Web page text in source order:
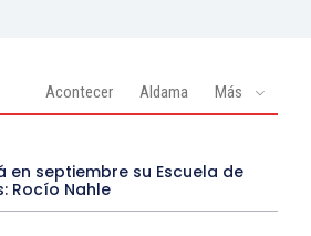
Acontecer Aldama Más
en septiembre su Escuela de
Rocío Nahle